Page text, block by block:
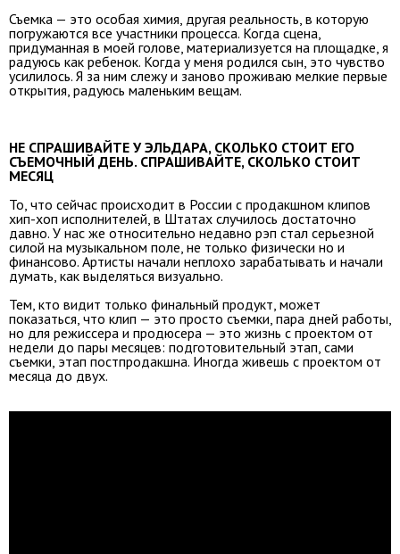
Съемка — это особая химия, другая реальность, в которую
погружаются все участники процесса. Когда сцена,
придуманная в моей голове, материализуется на площадке, я
радуюсь как ребенок. Когда у меня родился сын, это чувство
усилилось. Я за ним слежу и заново проживаю мелкие первые
открытия, радуюсь маленьким вещам.
НЕ СПРАШИВАЙТЕ У ЭЛЬДАРА, СКОЛЬКО СТОИТ ЕГО
СЪЕМОЧНЫЙ ДЕНЬ. СПРАШИВАЙТЕ, СКОЛЬКО СТОИТ
МЕСЯЦ
То, что сейчас происходит в России с продакшном клипов
хип-хоп исполнителей, в Штатах случилось достаточно
давно. У нас же относительно недавно рэп стал серьезной
силой на музыкальном поле, не только физически но и
финансово. Артисты начали неплохо зарабатывать и начали
думать, как выделяться визуально.
Тем, кто видит только финальный продукт, может
показаться, что клип — это просто съемки, пара дней работы,
но для режиссера и продюсера — это жизнь с проектом от
недели до пары месяцев: подготовительный этап, сами
съемки, этап постпродакшна. Иногда живешь с проектом от
месяца до двух.